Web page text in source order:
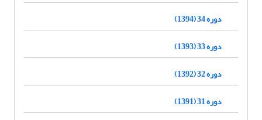
دوره 34 (1394)
دوره 33 (1393)
دوره 32 (1392)
دوره 31 (1391)